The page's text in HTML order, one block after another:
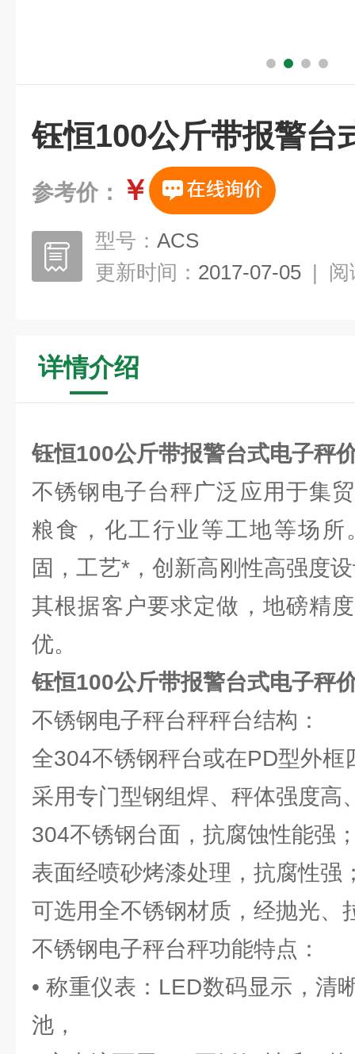
钰恒100公斤带报警台
参考价： ￥
型号： ACS
更新时间： 2017-07-05 | 阅
详情介绍
钰恒100公斤带报警台式电子秤
不锈钢电子台秤广泛应用于集
粮食，化工行业等工地等场所
固，工艺*，创新高刚性高强度
其根据客户要求定做，地磅精
优。
钰恒100公斤带报警台式电子秤
不锈钢电子秤台秤秤台结构：
全304不锈钢秤台或在PD型外框
采用专门型钢组焊、秤体强度高
304不锈钢台面，抗腐蚀性能强
表面经喷砂烤漆处理，抗腐性强
可选用全不锈钢材质，经抛光、
不锈钢电子秤台秤功能特点：
• 称重仪表：LED数码显示，清
池，